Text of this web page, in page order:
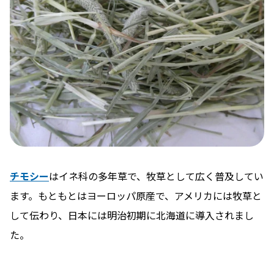
チモシーはイネ科の多年草で、牧草として広く普及してい
ます。もともとはヨーロッパ原産で、アメリカには牧草と
して伝わり、日本には明治初期に北海道に導入されまし
た。